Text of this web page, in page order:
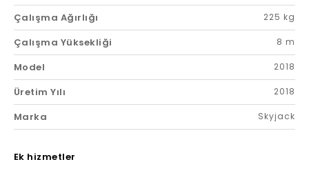
Çalışma Ağırlığı 225 kg
Çalışma Yüksekliği 8 m
Model 2018
Üretim Yılı 2018
Marka Skyjack
Ek hizmetler